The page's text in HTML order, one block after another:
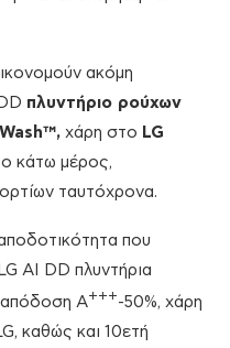
ακόμη
πλυντήριο ρούχων
χάρη στο LG
κάτω μέρος,
ταυτόχρονα.
που
AI DD πλυντήρια
απόδοση A+++-50%, χάρη
καθώς και 10ετή